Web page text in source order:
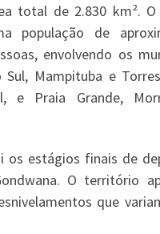
total de 2.830 km².
população de
envolvendo os
Sul, Mampituba e
e Praia Grande,
estágios finais de
O território
que